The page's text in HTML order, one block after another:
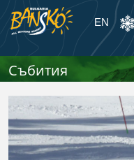
EN
Събития